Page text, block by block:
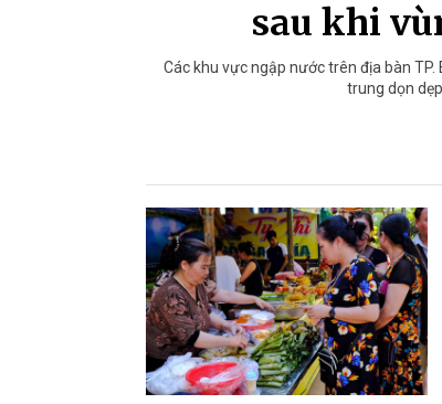
sau khi
Các khu vực ngập nước trên địa bàn
trung dọn